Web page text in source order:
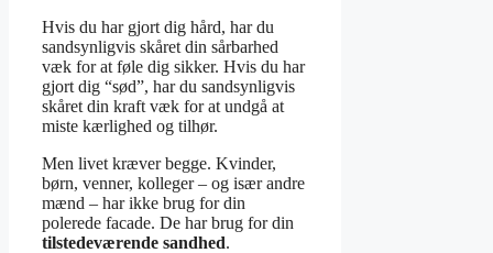
Hvis du har gjort dig hård, har du
sandsynligvis skåret din sårbarhed
væk for at føle dig sikker. Hvis du har
gjort dig “sød”, har du sandsynligvis
skåret din kraft væk for at undgå at
miste kærlighed og tilhør.
Men livet kræver begge. Kvinder,
børn, venner, kolleger – og især andre
mænd – har ikke brug for din
polerede facade. De har brug for din
tilstedeværende sandhed.